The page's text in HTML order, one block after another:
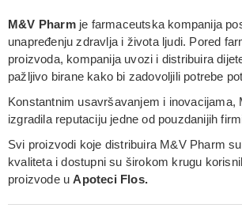
M&V Pharmje farmaceutska kompanija
unapređenju zdravlja i života ljudi. Pored
proizvoda, kompanija uvozi i distribuira
pažljivo birane kako bi zadovoljili potrebe
Konstantnim usavršavanjem i inovacijama,
izgradila reputaciju jedne od pouzdanijih
Svi proizvodi koje distribuira M&V Pharm su
kvalitetai dostupni su širokom krugu
proizvode uApoteci Flos.